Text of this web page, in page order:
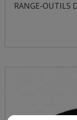
RANGE-OUTILS